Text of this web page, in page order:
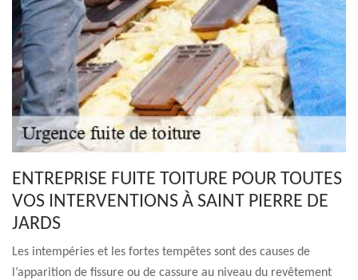
ENTREPRISE FUITE TOITURE POUR TOUTES
VOS INTERVENTIONS À SAINT PIERRE DE
JARDS
Les intempéries et les fortes tempêtes sont des causes de
l’apparition de fissure ou de cassure au niveau du revêtement